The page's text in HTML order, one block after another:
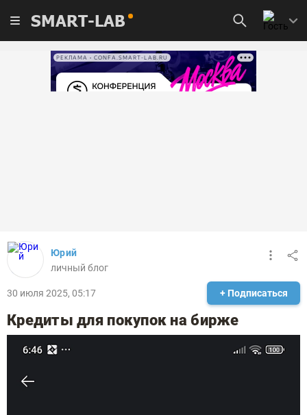
SMART-LAB
РЕКЛАМА • CONFA.SMART-LAB.RU
Юрий
личный блог
30 июля 2025, 05:17 + Подписаться
Кредиты для покупок на бирже